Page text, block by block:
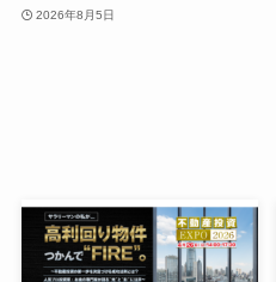
2026年8月5日